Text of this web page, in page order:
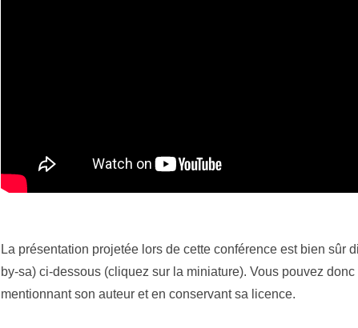
La présentation projetée lors de cette conférence est bien sûr
by-sa) ci-dessous (cliquez sur la miniature). Vous pouvez
mentionnant son auteur et en conservant sa licence.